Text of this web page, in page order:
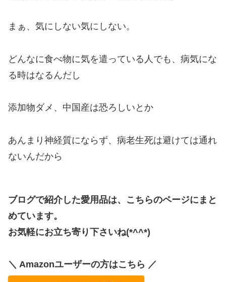
まぁ、気にしない気にしない。
どんなに食べ物に気を遣っている人でも、病気にな
る時はなるんだし
添加物ダメ、中国産は恐ろしいとか
あんまり神経質にならず、病老生死は避けては通れ
ないんだから
ブログで紹介した愛用品は、こちらのページにまと
めています。
お気軽にお立ち寄り下さいね(*^^*)
＼ Amazonユーザーの方はこちら ／